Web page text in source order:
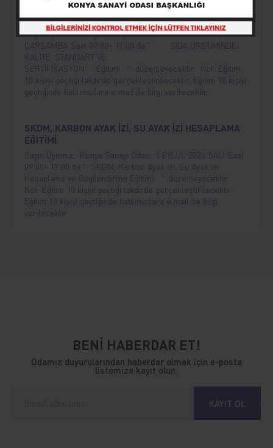
GIDA ÜRETİMİNDE: KALİTE, STANDART VE
SERTİFİKASYON
Sayın Üyemiz, Konya Sanayi Odası, 26 AĞUSTOS 2026
ÇARŞAMBA Saat 09:00- 17:00 da " GIDA ÜRETİMİNDE;
KALİTE, STANDART VE
SERTİFİKASYON Eğitimi " düzenleyecektir. Not: Eğitim
10 kişiyi geçtiği takdirde gerçekleştirilecektir. Eğitim 10 kişiyi
geçtiğinde katılımcılara e mail ile bilgi verilecektir.
SKDM, KARBON AYAK İZİ, SU AYAK İZİ HESAPLAMA
EĞİTİMİ
Sayın Üyemiz, Konya Sanayi Odası, 1 EYLÜL 2026 SALI Saat
09:00- 17:00 da " SKDM, Karbon Ayak izi, Su Ayak izi
Hesaplama ve Bilgilendirme Eğitimi " düzenleyecektir.
Not: Eğitim 10 kişiyi geçtiği takdirde gerçekleştirilecektir.
Eğitim 10 kişiyi geçtiğinde katılımcılara e mail ile bilgi
verilecektir.
BENİ HABERDAR ET!
Odamız duyurularından haberdar olmak için e-posta
listemize kayıt olun.
KAYIT OL